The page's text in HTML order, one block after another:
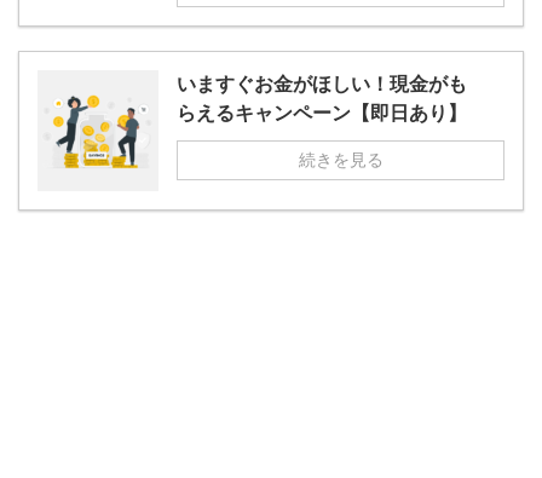
いますぐお金がほしい！現金がも
らえるキャンペーン【即日あり】
続きを見る